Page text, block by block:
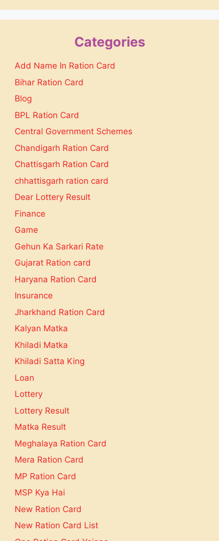
Categories
Add Name In Ration Card
Bihar Ration Card
Blog
BPL Ration Card
Central Government Schemes
Chandigarh Ration Card
Chattisgarh Ration Card
chhattisgarh ration card
Dear Lottery Result
Finance
Game
Gehun Ka Sarkari Rate
Gujarat Ration card
Haryana Ration Card
Insurance
Jharkhand Ration Card
Kalyan Matka
Khiladi Matka
Khiladi Satta King
Loan
Lottery
Lottery Result
Matka Result
Meghalaya Ration Card
Mera Ration Card
MP Ration Card
MSP Kya Hai
New Ration Card
New Ration Card List